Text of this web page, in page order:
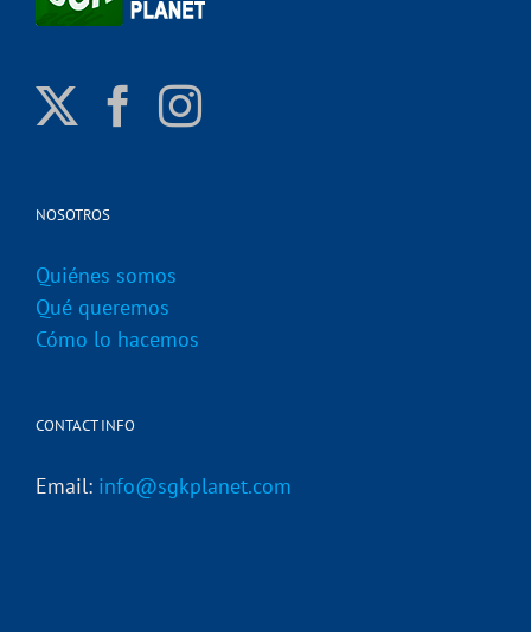
NOSOTROS
Quiénes somos
Qué queremos
Cómo lo hacemos
CONTACT INFO
Email: info@sgkplanet.com